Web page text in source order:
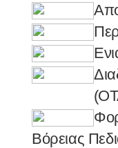
(ΟΤΑ),
Βόρειας